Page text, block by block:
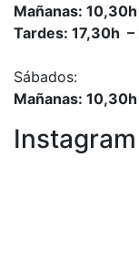
Mañanas:
Tardes: 17,30h –
Sábados:
Mañanas:
Instagram